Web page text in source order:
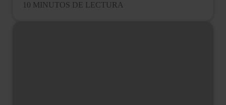
10 MINUTOS DE LECTURA